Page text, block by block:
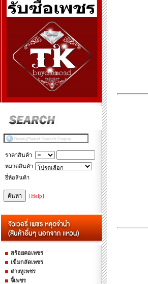
ราคาสินค้า
หมวดสินค้า
ยี่ห้อสินค้า
[Help]
สร้อยคอเพชร
เข็มกลัดเพชร
ต่างหูเพชร
จี้เพชร